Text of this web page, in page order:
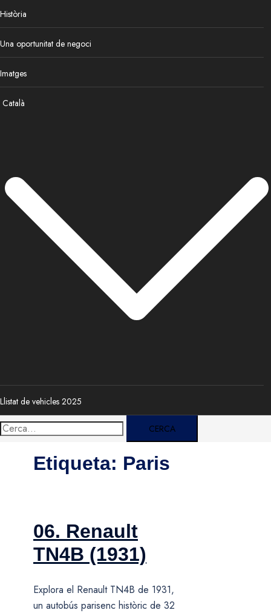
Història
Una oportunitat de negoci
Imatges
Català
Llistat de vehicles 2025
Cerca:
Etiqueta: Paris
06. Renault
TN4B (1931)
Explora el Renault TN4B de 1931,
un autobús parisenc històric de 32